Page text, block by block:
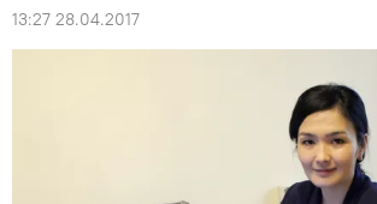
13:27 28.04.2017